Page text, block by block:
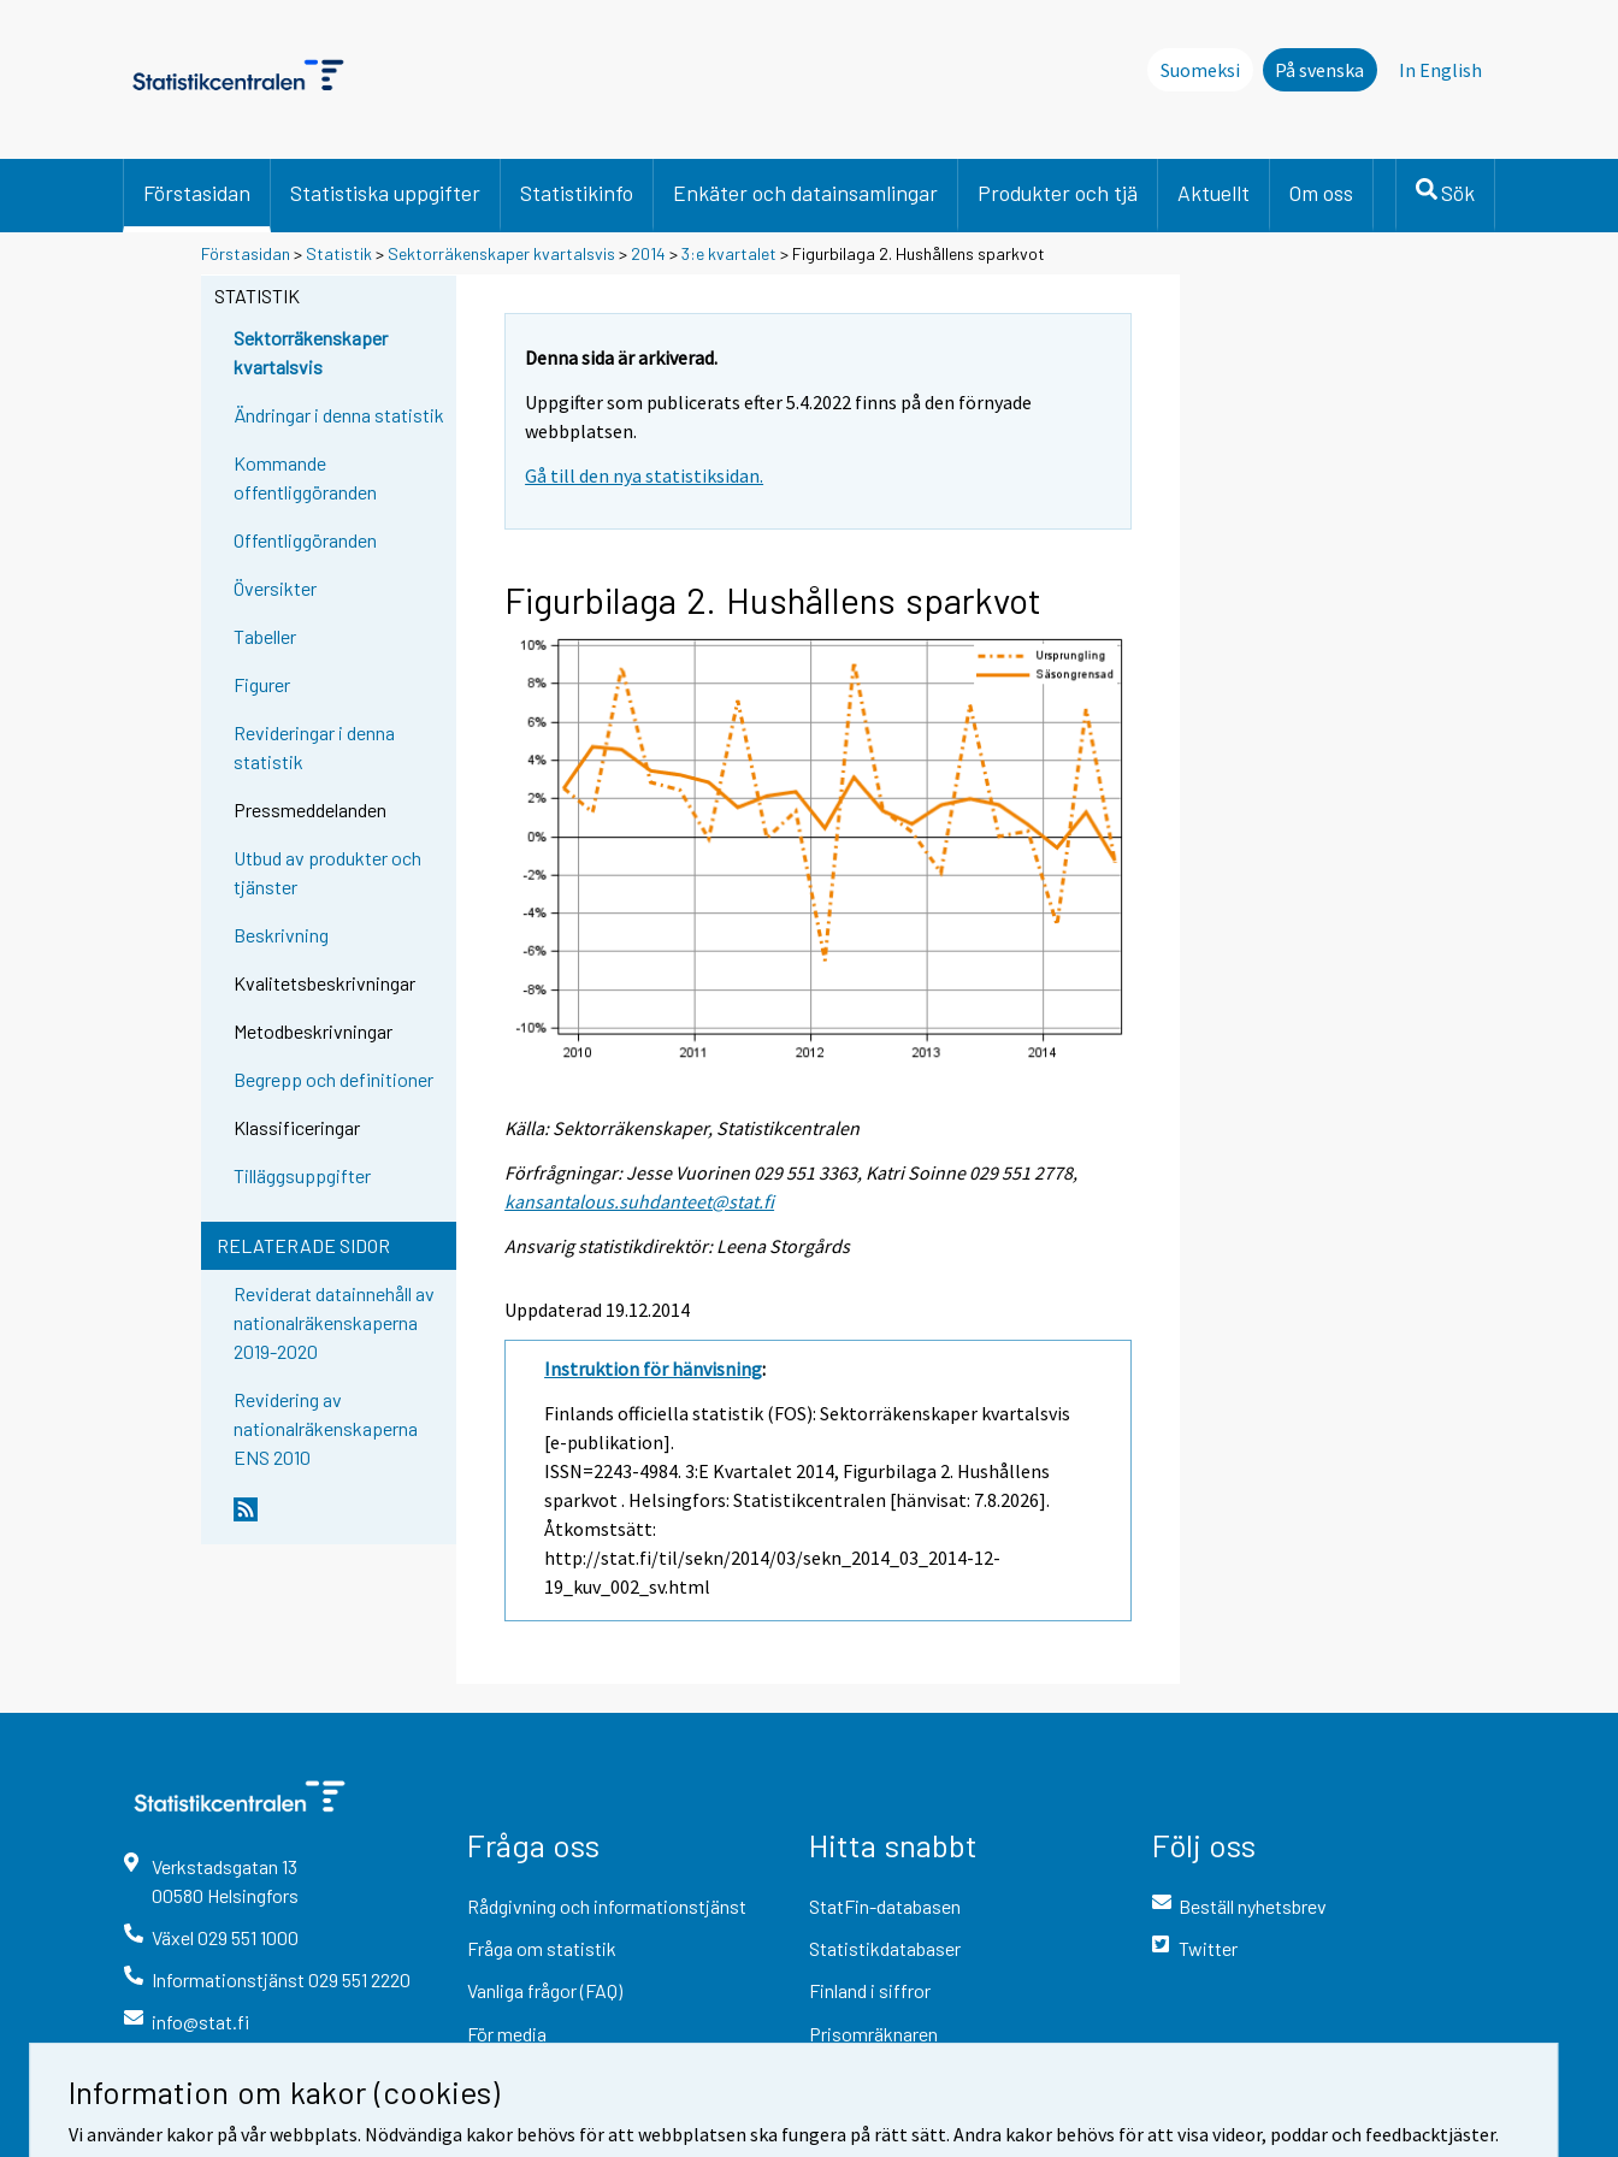
Information om kakor (cookies)
Vi använder kakor på vår webbplats. Nödvändiga kakor behövs för att webbplatsen ska fungera på rätt sätt. Andra kakor behövs för att visa videor, poddar och feedbacktjäster.
Suomeksi På svenska In English
Förstasidan Statistiska uppgifter Statistikinfo Enkäter och datainsamlingar Produkter och tjä Aktuellt Om oss Sök
Förstasidan > Statistik > Sektorräkenskaper kvartalsvis > 2014 >3:e kvartalet > Figurbilaga 2. Hushållens sparkvot
STATISTIK
Sektorräkenskaper
kvartalsvis
Ändringar i denna statistik
Kommande
offentliggöranden
Offentliggöranden
Översikter
Tabeller
Figurer
Revideringar i denna
statistik
Pressmeddelanden
Utbud av produkter och
tjänster
Beskrivning
Kvalitetsbeskrivningar
Metodbeskrivningar
Begrepp och definitioner
Klassificeringar
Tilläggsuppgifter
RELATERADE SIDOR
Reviderat datainnehåll av
nationalräkenskaperna
2019-2020
Revidering av
nationalräkenskaperna
ENS 2010
Denna sida är arkiverad.
Uppgifter som publicerats efter 5.4.2022 finns på den förnyade
webbplatsen.
Gå till den nya statistiksidan.
Figurbilaga 2. Hushållens sparkvot
Källa: Sektorräkenskaper, Statistikcentralen
Förfrågningar: Jesse Vuorinen 029 551 3363, Katri Soinne 029 551 2778,
kansantalous.suhdanteet@stat.fi
Ansvarig statistikdirektör: Leena Storgårds
Uppdaterad 19.12.2014
Instruktion för hänvisning:
Finlands officiella statistik (FOS): Sektorräkenskaper kvartalsvis
[e-publikation].
ISSN=2243-4984.3:e Kvartalet 2014, Figurbilaga 2. Hushållens
sparkvot . Helsingfors: Statistikcentralen [hänvisat: 7.8.2026].
Åtkomstsätt:
http://stat.fi/til/sekn/2014/03/sekn_2014_03_2014-12-
19_kuv_002_sv.html
Verkstadsgatan 13
00580 Helsingfors
Växel 029 551 1000
Informationstjänst 029 551 2220
info@stat.fi
Fråga oss
Rådgivning och informationstjänst
Fråga om statistik
Vanliga frågor (FAQ)
För media
Hitta snabbt
StatFin-databasen
Statistikdatabaser
Finland i siffror
Prisomräknaren
Följ oss
Beställ nyhetsbrev
Twitter